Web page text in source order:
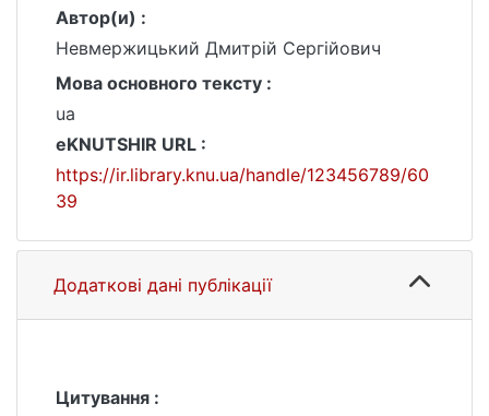
Автор(и) :
Невмержицький Дмитрій Сергійович
Мова основного тексту :
ua
eKNUTSHIR URL :
https://ir.library.knu.ua/handle/123456789/60
39
Додаткові дані публікації
Цитування :